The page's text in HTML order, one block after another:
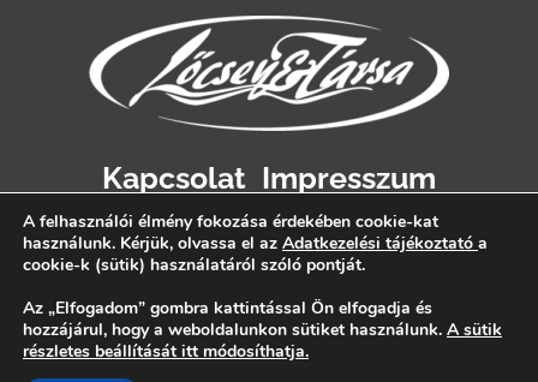
Kapcsolat Impresszum
Adatvédelem
A felhasználói élmény fokozása érdekében cookie-kat
használunk. Kérjük, olvassa el az Adatkezelési tájékoztató a
cookie-k (sütik) használatáról szóló pontját.
Az „Elfogadom” gombra kattintással Ön elfogadja és
hozzájárul, hogy a weboldalunkon sütiket használunk. A sütik
részletes beállítását itt módosíthatja.